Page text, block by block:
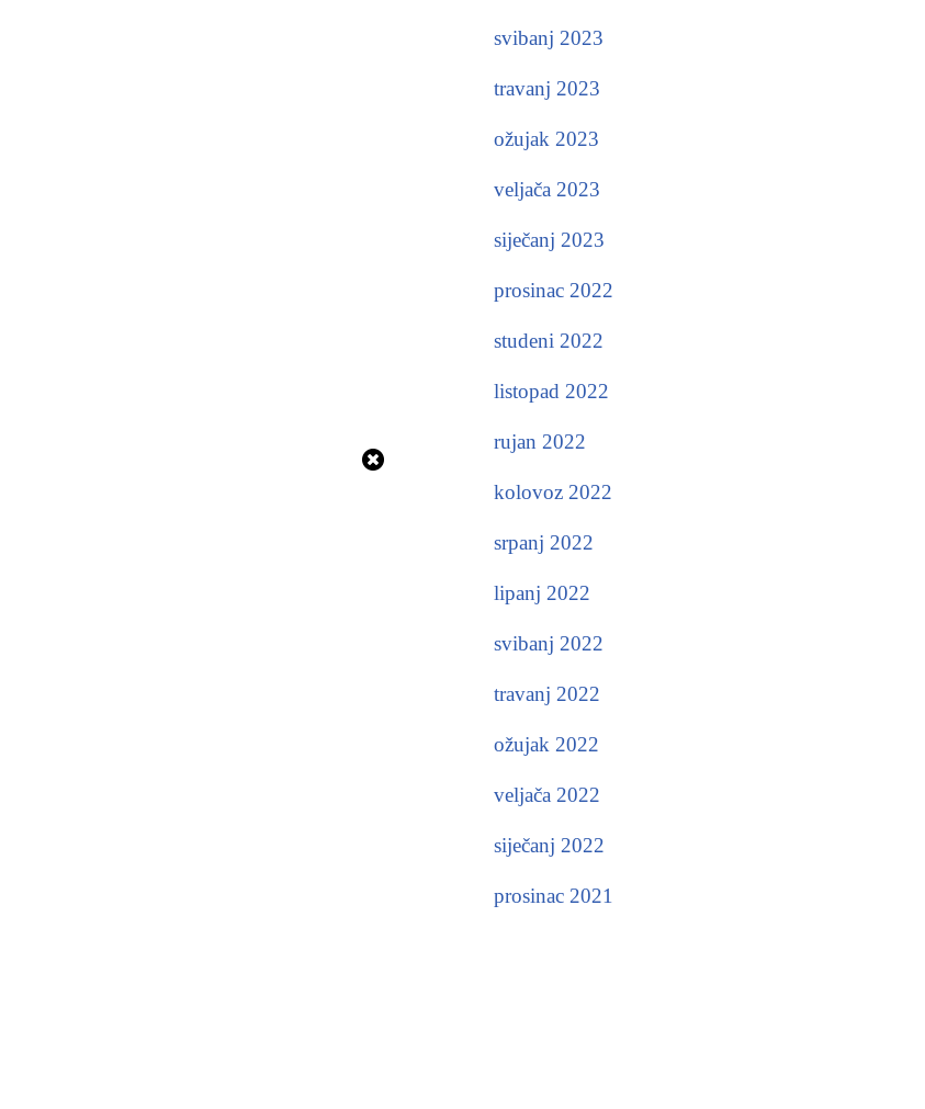
svibanj 2023
travanj 2023
ožujak 2023
veljača 2023
siječanj 2023
prosinac 2022
studeni 2022
listopad 2022
rujan 2022
kolovoz 2022
srpanj 2022
lipanj 2022
svibanj 2022
travanj 2022
ožujak 2022
veljača 2022
siječanj 2022
prosinac 2021